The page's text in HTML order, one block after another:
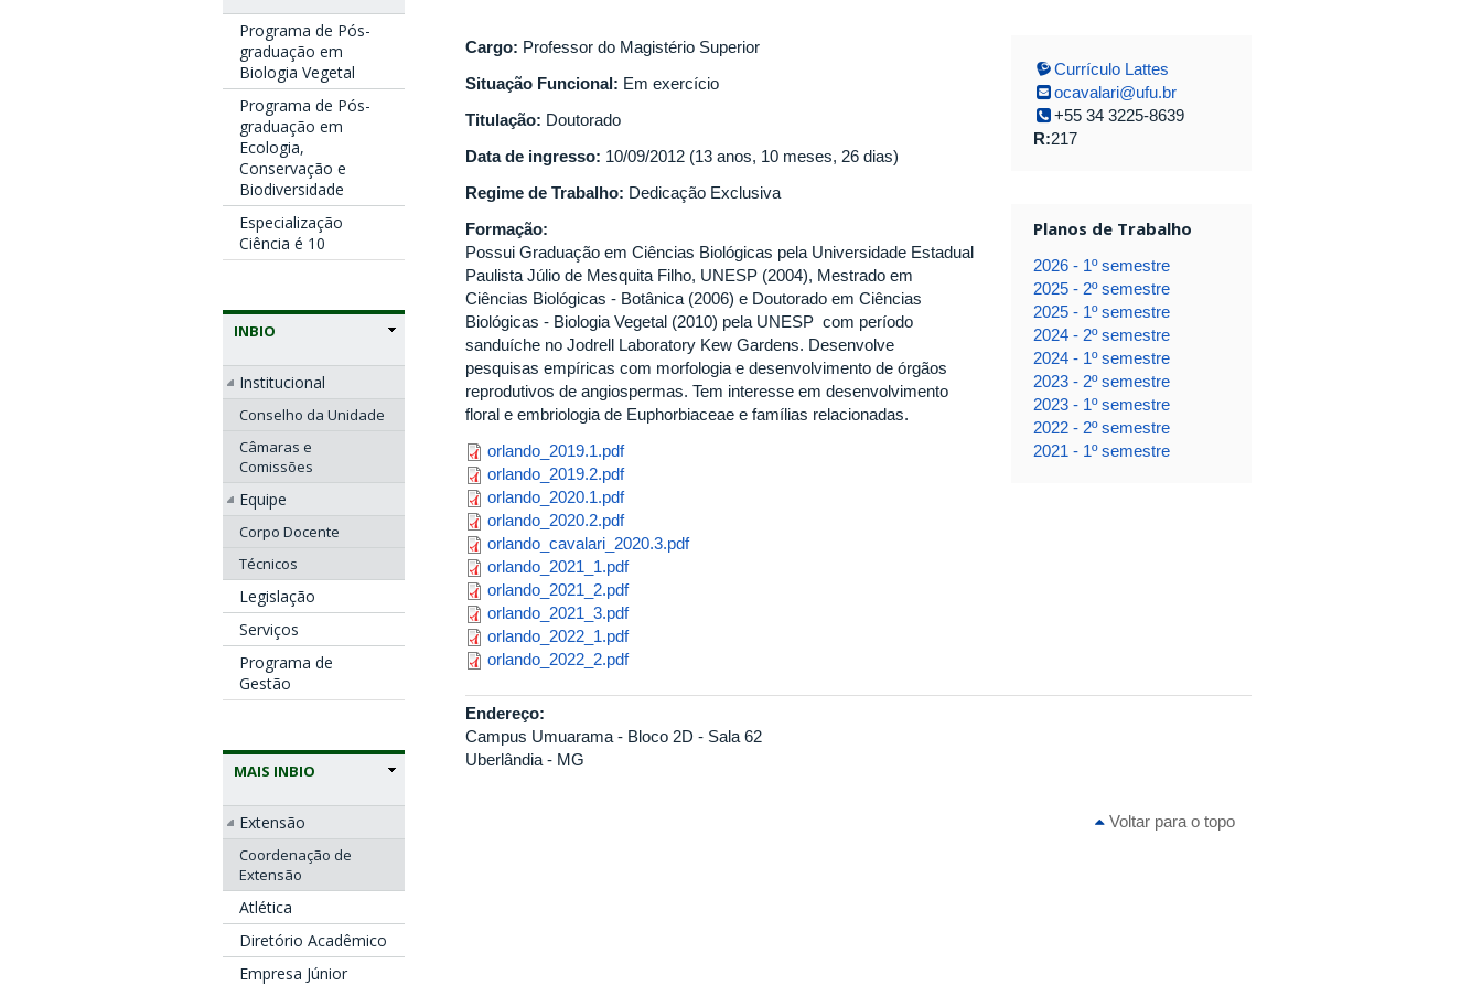
Programa de Pós-
graduação em
Biologia Vegetal
Programa de Pós-
graduação em
Ecologia,
Conservação e
Biodiversidade
Especialização
Ciência é 10
INBIO
Institucional
Conselho da Unidade
Câmaras e
Comissões
Equipe
Corpo Docente
Técnicos
Legislação
Serviços
Programa de
Gestão
MAIS INBIO
Extensão
Coordenação de
Extensão
Atlética
Diretório Acadêmico
Empresa Júnior
Cargo: Professor do Magistério Superior
Situação Funcional: Em exercício
Titulação: Doutorado
Data de ingresso: 10/09/2012 (13 anos, 10 meses, 26 dias)
Regime de Trabalho: Dedicação Exclusiva
Formação:
Possui Graduação em Ciências Biológicas pela Universidade Estadual
Paulista Júlio de Mesquita Filho, UNESP (2004), Mestrado em
Ciências Biológicas - Botânica (2006) e Doutorado em Ciências
Biológicas - Biologia Vegetal (2010) pela UNESP com período
sanduíche no Jodrell Laboratory Kew Gardens. Desenvolve
pesquisas empíricas com morfologia e desenvolvimento de órgãos
reprodutivos de angiospermas. Tem interesse em desenvolvimento
floral e embriologia de Euphorbiaceae e famílias relacionadas.
orlando_2019.1.pdf
orlando_2019.1.pdf
orlando_2019.2.pdf
orlando_2019.2.pdf
orlando_2020.1.pdf
orlando_2020.1.pdf
orlando_2020.2.pdf
orlando_2020.2.pdf
orlando_cavalari_2020.3.pdf
orlando_cavalari_2020.3.pdf
orlando_2021_1.pdf
orlando_2021_1.pdf
orlando_2021_2.pdf
orlando_2021_2.pdf
orlando_2021_3.pdf
orlando_2021_3.pdf
orlando_2022_1.pdf
orlando_2022_1.pdf
orlando_2022_2.pdf
orlando_2022_2.pdf
Currículo Lattes
ocavalari@ufu.br
+55 34 3225-8639
R:217
Planos de Trabalho
2026 - 1º semestre
2025 - 2º semestre
2025 - 1º semestre
2024 - 2º semestre
2024 - 1º semestre
2023 - 2º semestre
2023 - 1º semestre
2022 - 2º semestre
2021 - 1º semestre
Endereço:
Campus Umuarama - Bloco 2D - Sala 62
Uberlândia - MG
Voltar para o topo